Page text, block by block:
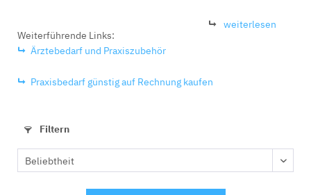
weiterlesen
Weiterführende Links:
Ärztebedarf und Praxiszubehör
Praxisbedarf günstig auf Rechnung kaufen
Filtern